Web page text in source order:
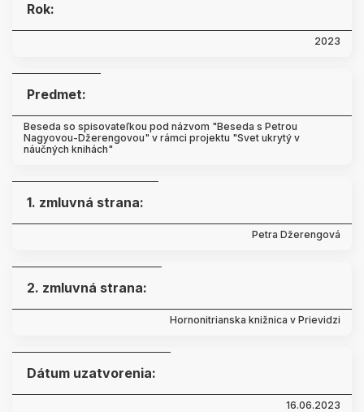
Rok:
2023
Predmet:
Beseda so spisovateľkou pod názvom "Beseda s Petrou
Nagyovou-Džerengovou" v rámci projektu "Svet ukrytý v
náučných knihách"
1. zmluvná strana:
Petra Džerengová
2. zmluvná strana:
Hornonitrianska knižnica v Prievidzi
Dátum uzatvorenia:
16.06.2023